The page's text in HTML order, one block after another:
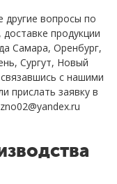
вопросы по
продукции
Самара, Оренбург,
Сургут, Новый
с нашими
прислать заявку в